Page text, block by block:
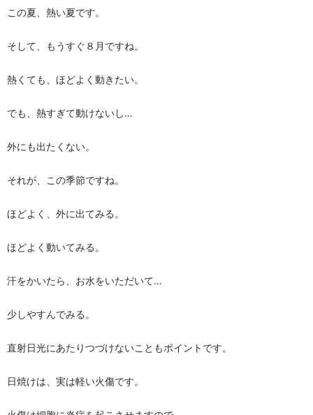
この夏、熱い夏です。
そして、もうすぐ８月ですね。
熱くても、ほどよく動きたい。
でも、熱すぎて動けないし…
外にも出たくない。
それが、この季節ですね。
ほどよく、外に出てみる。
ほどよく動いてみる。
汗をかいたら、お水をいただいて…
少しやすんでみる。
直射日光にあたりつづけないこともポイントです。
日焼けは、実は軽い火傷です。